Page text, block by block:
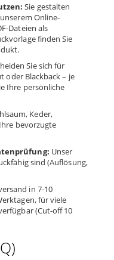
Sie gestalten
Online-
Dateien als
finden Sie
Sie sich für
oder Blackback – je
Ihre persönliche
Keder,
bevorzugte
Unser
sind (Auflösung,
in 7-10
für viele
(Cut-off 10